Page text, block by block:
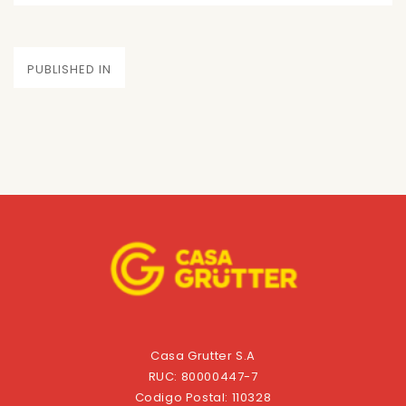
Navegación
PUBLISHED IN
Casa Grutter S.A
RUC: 80000447-7
Codigo Postal: 110328